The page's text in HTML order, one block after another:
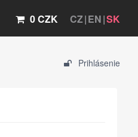
CZ EN SK
0 CZK
Prihlásenie